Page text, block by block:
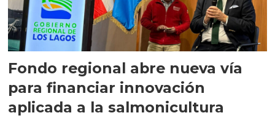
Fondo regional abre nueva vía
para financiar innovación
aplicada a la salmonicultura